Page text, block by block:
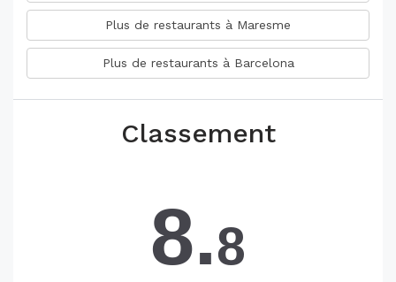
Plus de restaurants à Maresme
Plus de restaurants à Barcelona
Classement
8.8